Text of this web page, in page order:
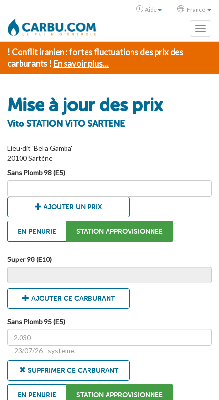
Aide France
! Conflit iranien : fortes fluctuations des prix des
carburants ! En savoir plus...
Mise à jour des prix
Vito STATION ViTO SARTENE
Lieu-dit 'Bella Gamba'
20100 Sartène
Sans Plomb 98 (E5)
AJOUTER UN PRIX
EN PENURIE STATION APPROVISIONNEE
Super 98 (E10)
AJOUTER CE CARBURANT
Sans Plomb 95 (E5)
23/07/26 - systeme.
SUPPRIMER CE CARBURANT
EN PENURIE STATION APPROVISIONNEE